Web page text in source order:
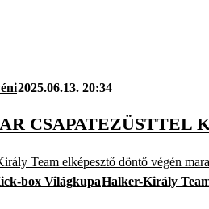
2025.06.13. 20:34
CSAPATEZÜSTTEL
Team elképesztő döntő végén
box VilágkupaHalker-Király